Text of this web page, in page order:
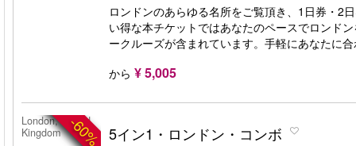
ロンドンのあらゆる名所をご覧頂き、1日券・2
い得な本チケットではあなたのペースでロンド
ークルーズが含まれています。手軽にあなたに
から ¥ 5,005
-60%
London, United
Kingdom
5イン1・ロンドン・コンボ